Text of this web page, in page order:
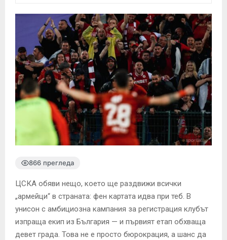
866 прегледа
ЦСКА обяви нещо, което ще раздвижи всички
„армейци“ в страната: фен картата идва при теб. В
унисон с амбициозна кампания за регистрация клубът
изпраща екип из България — и първият етап обхваща
девет града. Това не е просто бюрокрация, а шанс да